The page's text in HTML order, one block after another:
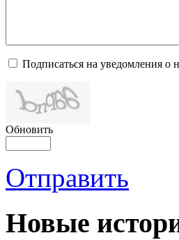
Подписаться на уведомления о
Обновить
Отправить
Новые